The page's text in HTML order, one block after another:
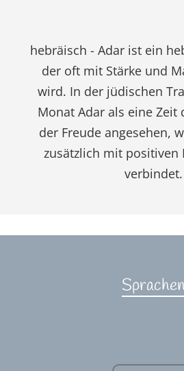
hebräisch - Adar ist ein
der oft mit Stärke und
wird. In der jüdischen
Monat Adar als eine Zeit
der Freude angesehen,
zusätzlich mit positiven
verbindet.
Sprachen